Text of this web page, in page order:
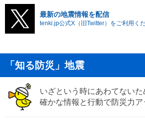
最新の地震情報を配信
tenki.jp公式X（旧Twitter）をご利用くだ
「知る防災」地震
いざという時にあわてないた
確かな情報と行動で防災力ア